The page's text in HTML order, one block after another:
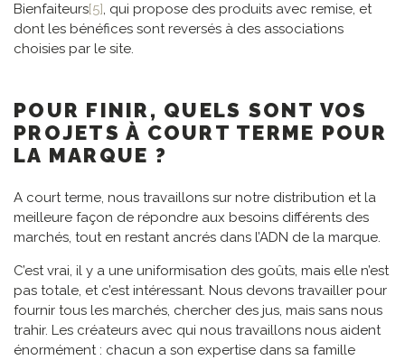
Bienfaiteurs[5], qui propose des produits avec remise, et
dont les bénéfices sont reversés à des associations
choisies par le site.
POUR FINIR, QUELS SONT VOS
PROJETS À COURT TERME POUR
LA MARQUE ?
A court terme, nous travaillons sur notre distribution et la
meilleure façon de répondre aux besoins différents des
marchés, tout en restant ancrés dans l’ADN de la marque.
C’est vrai, il y a une uniformisation des goûts, mais elle n’est
pas totale, et c’est intéressant. Nous devons travailler pour
fournir tous les marchés, chercher des jus, mais sans nous
trahir. Les créateurs avec qui nous travaillons nous aident
énormément : chacun a son expertise dans sa famille